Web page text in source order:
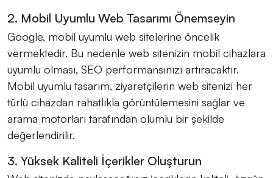
2. Mobil Uyumlu Web Tasarımı Önemseyin
Google, mobil uyumlu web sitelerine öncelik
vermektedir. Bu nedenle web sitenizin mobil cihazlara
uyumlu olması, SEO performansınızı artıracaktır.
Mobil uyumlu tasarım, ziyaretçilerin web sitenizi her
türlü cihazdan rahatlıkla görüntülemesini sağlar ve
arama motorları tarafından olumlu bir şekilde
değerlendirilir.
3. Yüksek Kaliteli İçerikler Oluşturun